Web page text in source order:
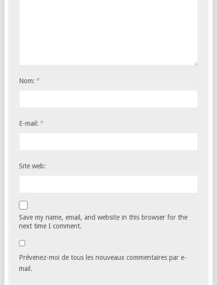
Nom: *
E-mail: *
Site web:
Save my name, email, and website in this browser for the
next time I comment.
Prévenez-moi de tous les nouveaux commentaires par e-
mail.